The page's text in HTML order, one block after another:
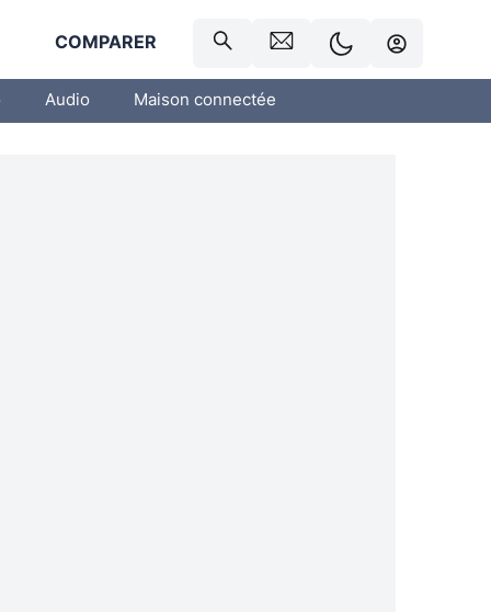
COMPARER
Audio Maison connectée